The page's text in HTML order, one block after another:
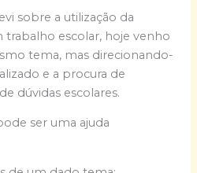
sobre a utilização da
trabalho escolar, hoje venho
tema, mas direcionando-
e a procura de
dúvidas escolares.
ser uma ajuda